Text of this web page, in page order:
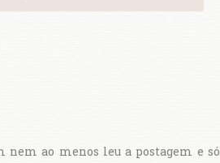
ao menos leu a postagem e só